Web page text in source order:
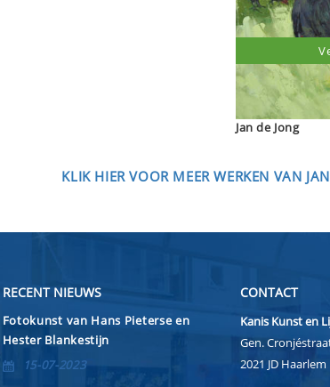
Jan de Jong
KLIK HIER VOOR MEER WERKEN VAN
RECENT NIEUWS
Fotokunst van Hans Pieterse en
Hester Blankestijn
15-07-2023
CONTACT
Kanis Kunst en
Gen.
2021 JD Haarlem